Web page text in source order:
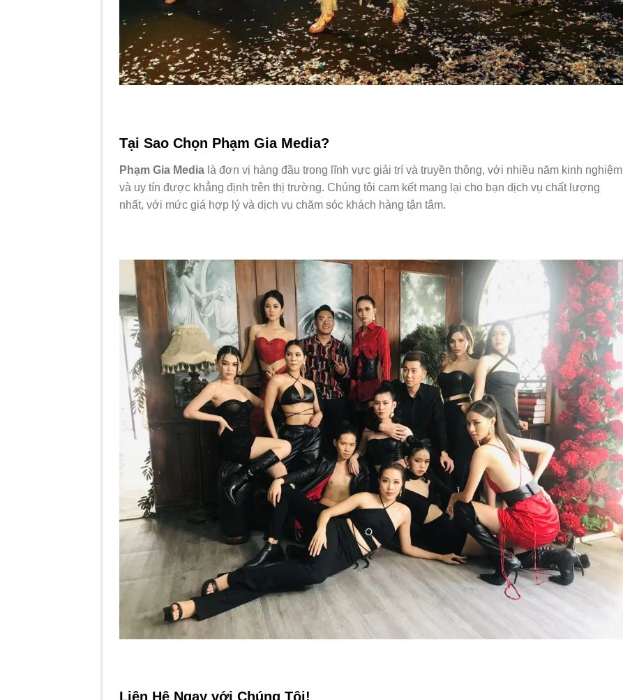
Tại Sao Chọn Phạm Gia Media?
Phạm Gia Media là đơn vị hàng đầu trong lĩnh vực giải trí và truyền thông, với nhiều năm kinh nghiệm
và uy tín được khẳng định trên thị trường. Chúng tôi cam kết mang lại cho bạn dịch vụ chất lượng
nhất, với mức giá hợp lý và dịch vụ chăm sóc khách hàng tận tâm.
Liên Hệ Ngay với Chúng Tôi!